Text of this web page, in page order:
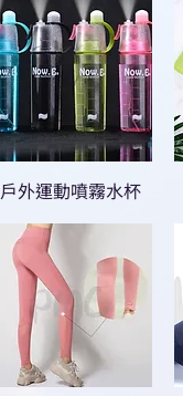
戶外運動噴霧水杯